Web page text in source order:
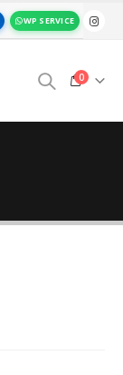
WP SERVICE
0